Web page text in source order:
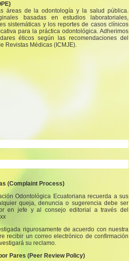
áreas de la odontología y la salud pública.
basadas en estudios laboratoriales,
sistemáticas y los reportes de casos clínicos
para la práctica odontológica. Adherimos
éticos según las recomendaciones del
Revistas Médicas (ICMJE).
(Complaint Process)
Odontológica Ecuatoriana recuerda a sus
queja, denuncia o sugerencia debe ser
en jefe y al consejo editorial a través del
rigurosamente de acuerdo con nuestra
recibir un correo electrónico de confirmación
su reclamo.
Pares (Peer Review Policy)